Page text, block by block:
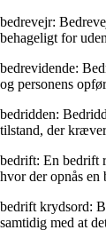
bedrevejr:
behageligt for
bedrevidende:
og personens
bedridden:
tilstand, der
bedrift: En bedrift
hvor der opnås en
bedrift krydsord:
samtidig med at